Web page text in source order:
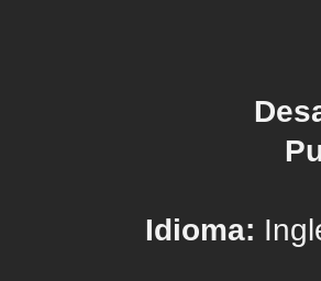
Idioma: